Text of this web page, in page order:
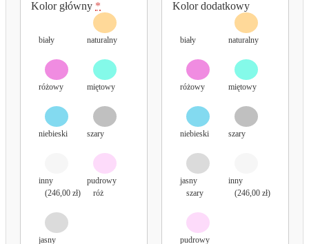
Kolor główny *
biały naturalny
różowy miętowy
niebieski szary
inny
(246,00 zł)
pudrowy
róż
jasny
Kolor dodatkowy
biały naturalny
różowy miętowy
niebieski szary
jasny
szary
inny
(246,00 zł)
pudrowy